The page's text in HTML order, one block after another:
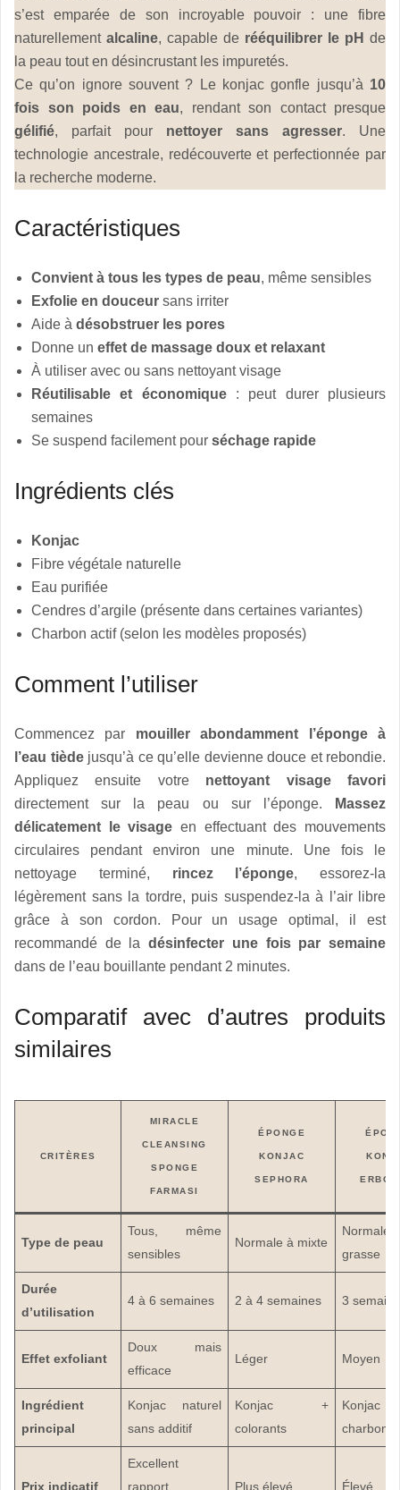
s’est emparée de son incroyable pouvoir : une fibre
naturellement alcaline, capable de rééquilibrer le pH de
la peau tout en désincrustant les impuretés.
Ce qu’on ignore souvent ? Le konjac gonfle jusqu’à 10
fois son poids en eau, rendant son contact presque
gélifié, parfait pour nettoyer sans agresser. Une
technologie ancestrale, redécouverte et perfectionnée par
la recherche moderne.
Caractéristiques
Convient à tous les types de peau, même sensibles
Exfolie en douceur sans irriter
Aide àdésobstruer les pores
Donne uneffet de massage doux et relaxant
À utiliser avec ou sans nettoyant visage
Réutilisable et économique: peut durer plusieurs
semaines
Se suspend facilement pourséchage rapide
Ingrédients clés
Konjac
Fibre végétale naturelle
Eau purifiée
Cendres d’argile (présente dans certaines variantes)
Charbon actif (selon les modèles proposés)
Comment l’utiliser
Commencez par mouiller abondamment l’éponge à
l’eau tièdejusqu’à ce qu’elle devienne douce et rebondie.
Appliquez ensuite votre nettoyant visage favori
directement sur la peau ou sur l’éponge.
Massez
délicatement le visage en effectuant des mouvements
circulaires pendant environ une minute. Une fois le
nettoyage terminé, rincez l’éponge, essorez-la
légèrement sans la tordre, puis suspendez-la à l’air libre
grâce à son cordon. Pour un usage optimal, il est
recommandé de ladésinfecter une fois par semaine
dans de l’eau bouillante pendant 2 minutes.
Comparatif avec d’autres produits
similaires
CRITÈRES
MIRACLE
CLEANSING
SPONGE
FARMASI
ÉPONGE
KONJAC
SEPHORA
Type de peau
Tous, même
sensibles
Normale à mixte
grasse
Durée
d’utilisation
4 à 6 semaines 2 à 4 semaines 3
Effet exfoliant
Doux mais
efficace
Léger Moyen
Ingrédient
principal
Konjac naturel
sans additif
Konjac +
colorants
charbon
Prix indicatif
Excellent
rapport
Plus élevé Élevé